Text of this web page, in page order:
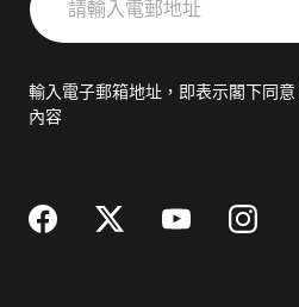
輸
郵
輸入電子郵箱地址，即表示閣下同意
內容